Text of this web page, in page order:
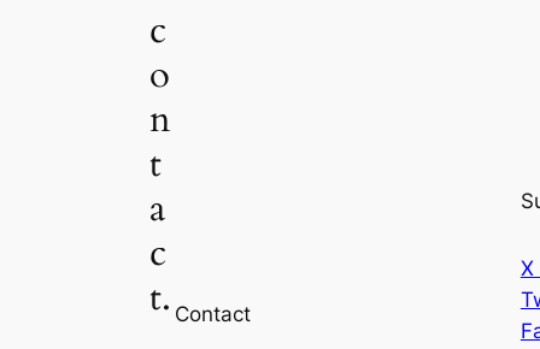
c
o
n
t
a
c
t. Contact
X